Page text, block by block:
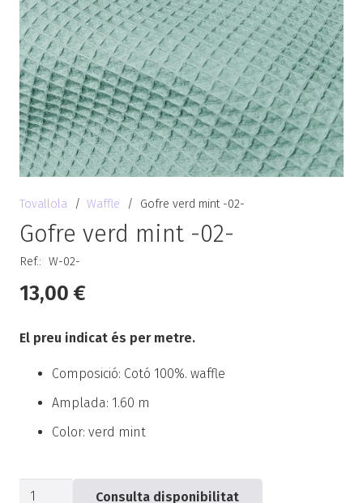
Tovallola / Waffle / Gofre verd mint -02-
Gofre verd mint -02-
Ref.: W-02-
13,00 €
El preu indicat és per metre.
Composició: Cotó 100%. waffle
Amplada: 1.60 m
Color: verd mint
quantitat
Consulta disponibilitat